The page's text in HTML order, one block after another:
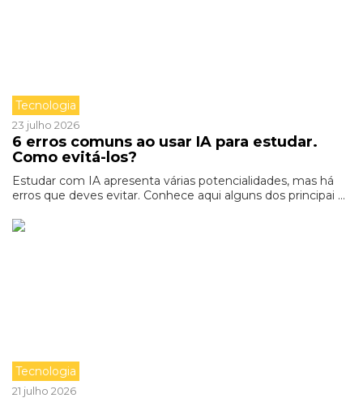
Tecnologia
23 julho 2026
6 erros comuns ao usar IA para estudar.
Como evitá-los?
Estudar com IA apresenta várias potencialidades, mas há
erros que deves evitar. Conhece aqui alguns dos principai ...
Tecnologia
21 julho 2026